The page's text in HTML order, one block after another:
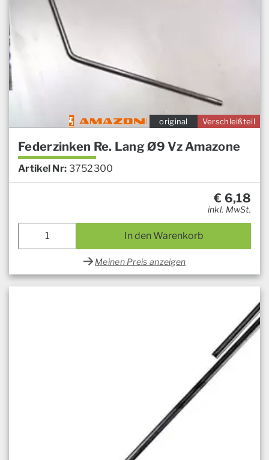
Verschleißteil
original
Federzinken Re. Lang Ø9 Vz Amazone
Artikel Nr: 3752300
€ 6,18
inkl. MwSt.
In den Warenkorb
Meinen Preis anzeigen